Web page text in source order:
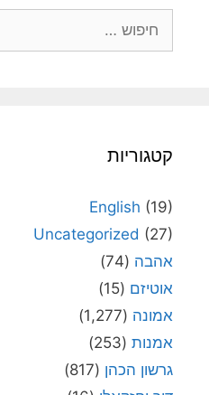
קטגוריות
English (19)
Uncategorized (27)
אהבה (74)
אוטיזם (15)
אמונה (1,277)
אמנות (253)
גרשון הכהן (817)